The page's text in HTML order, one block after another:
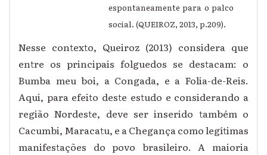
espontaneamente para o palco
social. (QUEIROZ, 2013, p.209).
Nesse contexto, Queiroz (2013) considera que
entre os principais folguedos se destacam: o
Bumba meu boi, a Congada, e a Folia-de-Reis.
Aqui, para efeito deste estudo e considerando a
região Nordeste, deve ser inserido também o
Cacumbi, Maracatu, e a Chegança como legítimas
manifestações do povo brasileiro. A maioria